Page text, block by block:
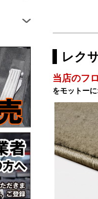
レク
当店のフ
をモットー